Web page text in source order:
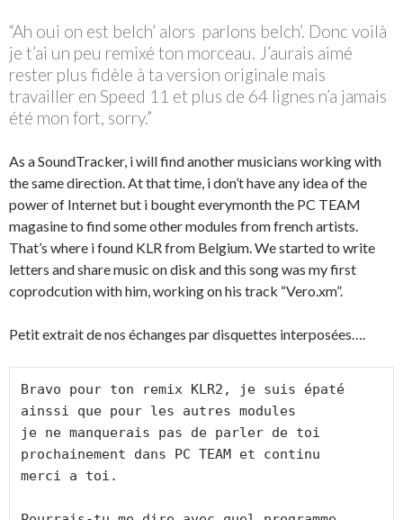
“Ah oui on est belch’ alors parlons belch’. Donc voilà
je t’ai un peu remixé ton morceau. J’aurais aimé
rester plus fidèle à ta version originale mais
travailler en Speed 11 et plus de 64 lignes n’a jamais
été mon fort, sorry.”
As a SoundTracker, i will find another musicians working with
the same direction. At that time, i don’t have any idea of the
power of Internet but i bought everymonth the PC TEAM
magasine to find some other modules from french artists.
That’s where i found KLR from Belgium. We started to write
letters and share music on disk and this song was my first
coprodcution with him, working on his track “Vero.xm”.
Petit extrait de nos échanges par disquettes interposées….
Bravo pour ton remix KLR2, je suis épaté
ainssi que pour les autres modules
je ne manquerais pas de parler de toi
prochainement dans PC TEAM et continu
merci a toi.